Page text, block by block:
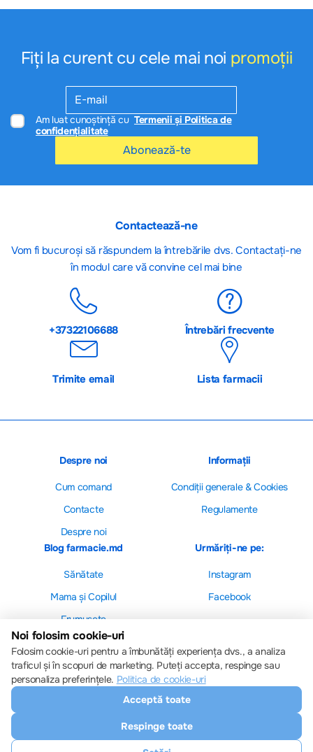
Fiți la curent cu cele mai noi promoții
Am luat cunoștință cu Termenii și Politica de
confidențialitate
Abonează-te
Contactează-ne
Vom fi bucuroși să răspundem la întrebările dvs. Contactați-ne
în modul care vă convine cel mai bine
+37322106688 Întrebări frecvente
Trimite email Lista farmacii
Despre noi
Cum comand
Contacte
Despre noi
Informații
Сondiții generale & Cookies
Regulamente
Blog farmacie.md
Sănătate
Mama și Copilul
Frumusețe
Urmăriți-ne pe:
Instagram
Facebook
Farmacie.md
Descărcați aplicația noastră
Setări cookie-uri
Politica de cookie-uri
Noi folosim cookie-uri
Folosim cookie-uri pentru a îmbunătăți experiența dvs., a analiza
traficul și în scopuri de marketing. Puteți accepta, respinge sau
personaliza preferințele. Politica de cookie-uri
Acceptă toate
Respinge toate